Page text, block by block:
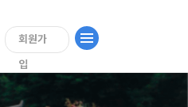
회원가
입